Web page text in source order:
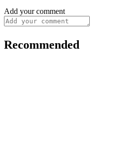
Add your comment
Recommended